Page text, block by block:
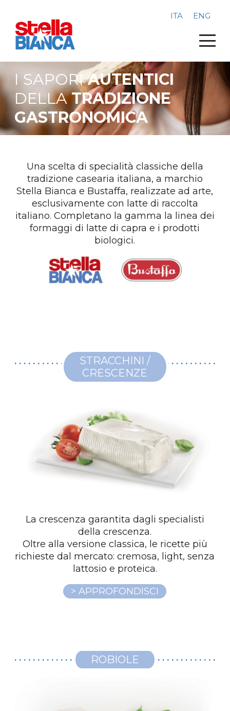
ITA ENG
I SAPORIAUTENTICI
DELLATRADIZIONE
GASTRONOMICA
Una scelta di specialità classiche della
tradizione casearia italiana, a marchio
Stella Bianca e Bustaffa, realizzate ad arte,
esclusivamente con latte di raccolta
italiano. Completano la gamma la linea dei
formaggi di latte di capra e i prodotti
biologici.
STRACCHINI /
CRESCENZE
La crescenza garantita dagli specialisti
della crescenza.
Oltre alla versione classica, le ricette più
richieste dal mercato: cremosa, light, senza
lattosio e proteica.
> APPROFONDISCI
ROBIOLE